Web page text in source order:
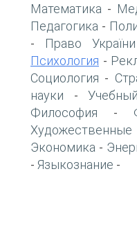
Математика -
Педагогика -
- Право України
Психология -
Социология -
науки -
Философия -
Экономика -
- Языкознание -